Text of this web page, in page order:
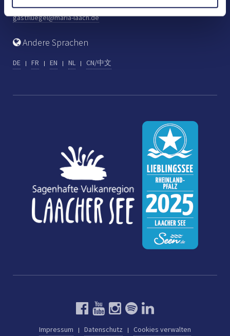
Fax: +49 (0) 2652 59-282
gastfluegel@maria-laach.de
Andere Sprachen
DE FR EN NL CN/中文
Impressum Datenschutz Cookies verwalten